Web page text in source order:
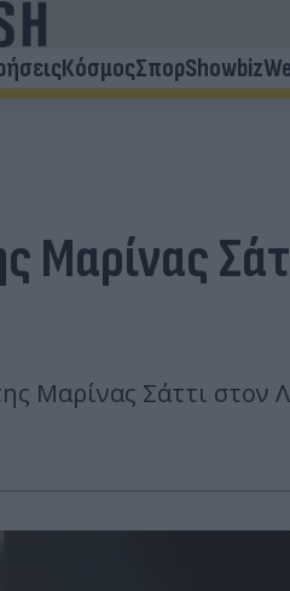
ΚόσμοςΣπορShowbiz
Μαρίνας
Μαρίνας Σάττι